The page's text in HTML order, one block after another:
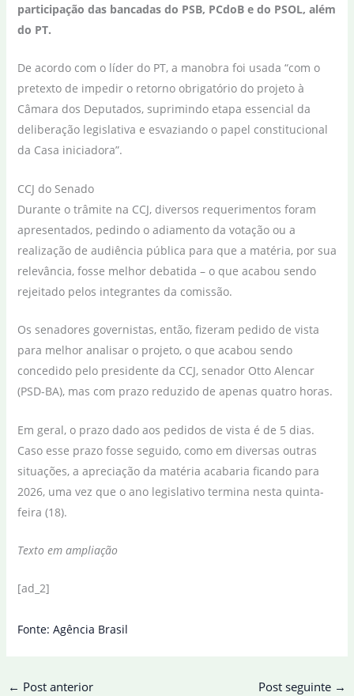
participação das bancadas do PSB, PCdoB e do PSOL, além
do PT.
De acordo com o líder do PT, a manobra foi usada “com o
pretexto de impedir o retorno obrigatório do projeto à
Câmara dos Deputados, suprimindo etapa essencial da
deliberação legislativa e esvaziando o papel constitucional
da Casa iniciadora”.
CCJ do Senado
Durante o trâmite na CCJ, diversos requerimentos foram
apresentados, pedindo o adiamento da votação ou a
realização de audiência pública para que a matéria, por sua
relevância, fosse melhor debatida – o que acabou sendo
rejeitado pelos integrantes da comissão.
Os senadores governistas, então, fizeram pedido de vista
para melhor analisar o projeto, o que acabou sendo
concedido pelo presidente da CCJ, senador Otto Alencar
(PSD-BA), mas com prazo reduzido de apenas quatro horas.
Em geral, o prazo dado aos pedidos de vista é de 5 dias.
Caso esse prazo fosse seguido, como em diversas outras
situações, a apreciação da matéria acabaria ficando para
2026, uma vez que o ano legislativo termina nesta quinta-
feira (18).
Texto em ampliação
[ad_2]
Fonte: Agência Brasil
← Post anterior Post seguinte →